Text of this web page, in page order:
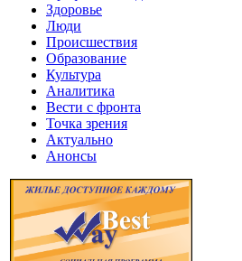
Здоровье
Люди
Происшествия
Образование
Культура
Аналитика
Вести с фронта
Точка зрения
Актуально
Анонсы